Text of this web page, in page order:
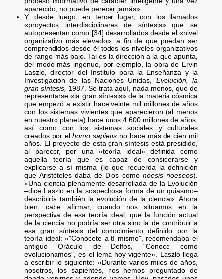
aparecido, no puede perecer jamás».
Y, desde luego, en tercer lugar, con los llamados
«proyectos interdisciplinares de síntesis» que se
autopresentan como [34] desarrollados desde el «nivel
organizativo más elevado», a fin de que puedan ser
comprendidos desde él todos los niveles organizativos
de rango más bajo. Tal es la dirección a la que apunta,
del modo más ingenuo, por ejemplo, la obra de Ervin
Laszlo, director del Instituto para la Enseñanza y la
Investigación de las Naciones Unidas, Evolución, la
gran síntesis, 1987. Se trata aquí, nada menos, que de
representarse «la gran síntesis» de la materia cósmica
que empezó a existir hace veinte mil millones de años
con los sistemas vivientes que aparecieron (al menos
en nuestro planeta) hace unos 4.600 millones de años,
así como con los sistemas sociales y culturales
creados por elhomo sapiens no hace más de cien mil
años. El proyecto de esta gran síntesis está presidido,
al parecer, por una «teoría ideal» definida como
aquella teoría que es capaz de considerarse y
explicarse a sí misma (lo que recuerda la definición
que Aristóteles daba de Dios comonoesis noeseos).
«Una ciencia plenamente desarrollada de la Evolución
–dice Laszlo en la sospechosa forma de un quiasmo–
describiría también la evolución de la ciencia». Ahora
bien, cabe afirmar, cuando nos situamos en la
perspectiva de esa teoría ideal, que la función actual
de la ciencia no podría ser otra sino la de contribuir a
esa gran síntesis del conocimiento definido por la
teoría ideal: «"Conócete a tí mismo", recomendaba el
antiguo Oráculo de Delfos, "Conoce como
evolucionamos", es el lema hoy vigente». Laszlo llega
a escribir lo siguiente: «Durante varios miles de años,
nosotros, los sapientes, nos hemos preguntado de